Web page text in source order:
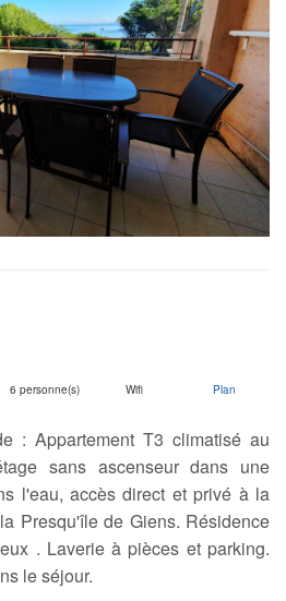
6 personne(s) Wifi Plan
: Appartement T3 climatisé au
sans ascenseur dans une
l'eau, accès direct et privé à la
Presqu'île de Giens. Résidence
. Laverie à pièces et parking.
le séjour.